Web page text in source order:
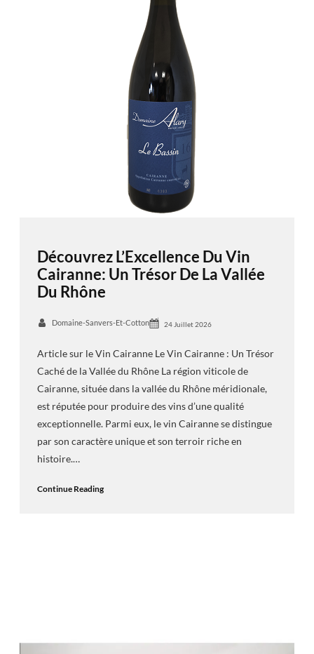
Découvrez L’Excellence Du Vin
Cairanne: Un Trésor De La Vallée
Du Rhône
Domaine-Sanvers-Et-Cotton 24 Juillet 2026
Article sur le Vin Cairanne Le Vin Cairanne : Un Trésor
Caché de la Vallée du Rhône La région viticole de
Cairanne, située dans la vallée du Rhône méridionale,
est réputée pour produire des vins d’une qualité
exceptionnelle. Parmi eux, le vin Cairanne se distingue
par son caractère unique et son terroir riche en
histoire.…
Continue Reading